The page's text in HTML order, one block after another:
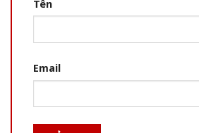
Tên
Email